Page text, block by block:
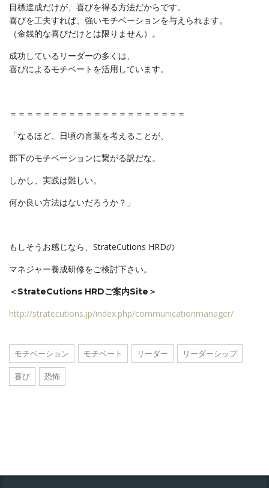
目標達成だけが、喜びを得る方法だからです。
喜びを工夫すれば、強いモチベーションを与えられます。
（金銭的な喜びだけとは限りません）。
成功しているリーダーの多くは、
喜びによるモチベートを活用しています。
＝＝＝＝＝＝＝＝＝＝＝＝＝＝＝＝＝＝＝＝＝
「なるほど、日頃の言葉を考えることが、
部下のモチベーションに繋がる訳だな。
しかし、実践は難しい。
何か良い方法はないだろうか？」
もしそうお感じなら、StrateCutions HRDの
マネジャー養成研修をご検討下さい。
＜StrateCutions HRDご案内Site＞
http://stratecutions.jp/index.php/communicationmanager/
モチベーション モチベート リーダー リーダーシップ
喜び 恐怖